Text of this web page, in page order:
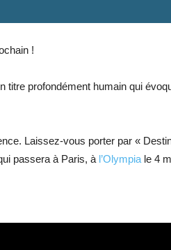
!
titre profondément humain qui
Laissez-vous porter par «
passera à Paris, à l’Olympia le 4